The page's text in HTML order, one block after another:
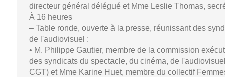
directeur général délégué et Mme Leslie Thomas,
À 16 heures
– Table ronde, ouverte à la presse, réunissant des
de l'audiovisuel :
• M. Philippe Gautier, membre de la commission
des syndicats du spectacle, du cinéma, de
CGT) et Mme Karine Huet, membre du collectif